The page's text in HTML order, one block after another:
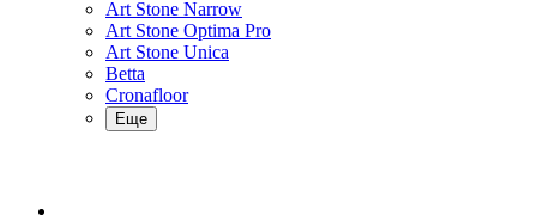
Art Stone Narrow
Art Stone Optima Pro
Art Stone Unica
Betta
Cronafloor
Еще